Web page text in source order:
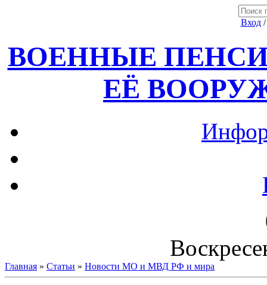
Вход
ВОЕННЫЕ
ЕЁ
Главная » Статьи » Новости МО и МВД РФ и мира